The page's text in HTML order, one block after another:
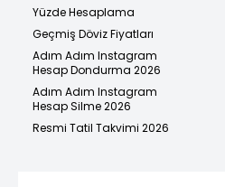
Yüzde Hesaplama
Geçmiş Döviz Fiyatları
Adım Adım Instagram
Hesap Dondurma 2026
Adım Adım Instagram
Hesap Silme 2026
Resmi Tatil Takvimi 2026